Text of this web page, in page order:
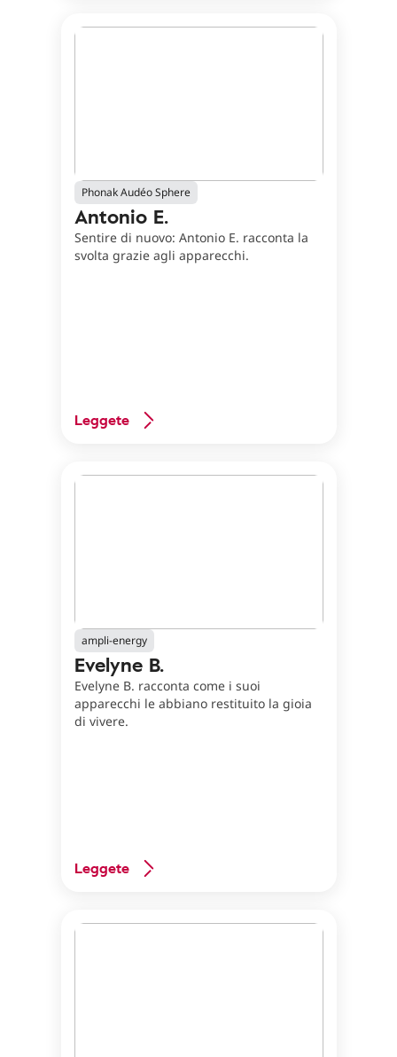
Phonak Audéo Sphere
Antonio E.
Sentire di nuovo: Antonio E. racconta la
svolta grazie agli apparecchi.
Leggete
ampli-energy
Evelyne B.
Evelyne B. racconta come i suoi
apparecchi le abbiano restituito la gioia
di vivere.
Leggete